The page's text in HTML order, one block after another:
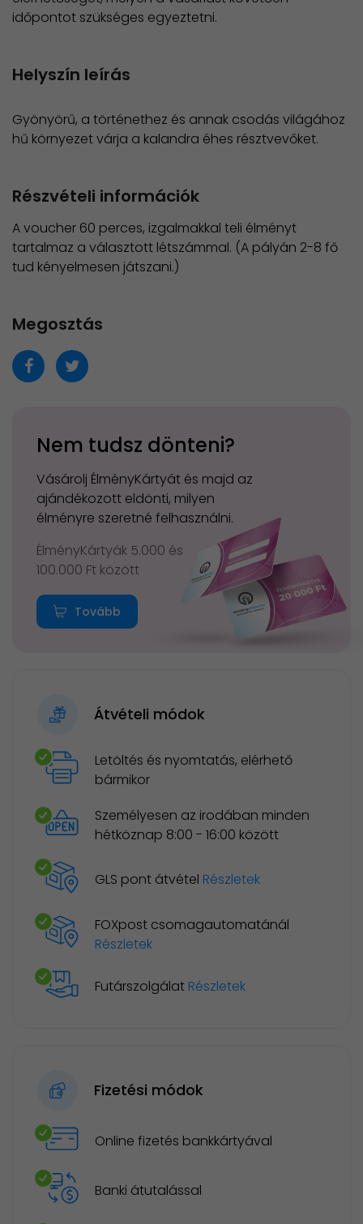
időpontot szükséges egyeztetni.
Helyszín leírás
Gyönyörű, a történethez és annak csodás világához
hű környezet várja a kalandra éhes résztvevőket.
Részvételi információk
A voucher 60 perces, izgalmakkal teli élményt
tartalmaz a választott létszámmal. (A pályán 2-8 fő
tud kényelmesen játszani.)
Megosztás
Nem tudsz dönteni?
Vásárolj ÉlményKártyát és majd az
ajándékozott eldönti, milyen
élményre szeretné felhasználni.
ÉlményKártyák 5.000 és
100.000 Ft között
Tovább
Átvételi módok
Letöltés és nyomtatás, elérhető
bármikor
Személyesen az irodában minden
hétköznap 8:00 - 16:00 között
GLS pont átvétel Részletek
FOXpost csomagautomatánál
Részletek
Futárszolgálat Részletek
Fizetési módok
Online fizetés bankkártyával
Banki átutalással